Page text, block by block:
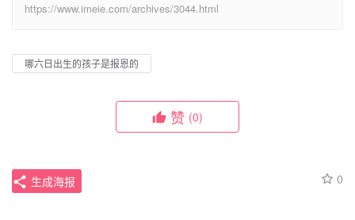
https://www.imeie.com/archives/3044.html
哪六日出生的孩子是报恩的
赞 (0)
0
生成海报